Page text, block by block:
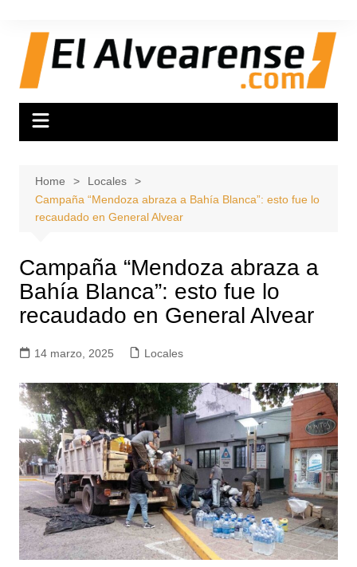
content
Home
Locales
Campaña “Mendoza abraza a Bahía Blanca”: esto fue lo
recaudado en General Alvear
Campaña “Mendoza abraza a
Bahía Blanca”: esto fue lo
recaudado en General Alvear
14 marzo, 2025 Locales